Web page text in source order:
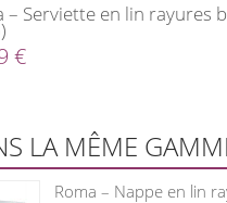
– Serviette en lin rayures
€
LA MÊME
Roma – Nappe en lin